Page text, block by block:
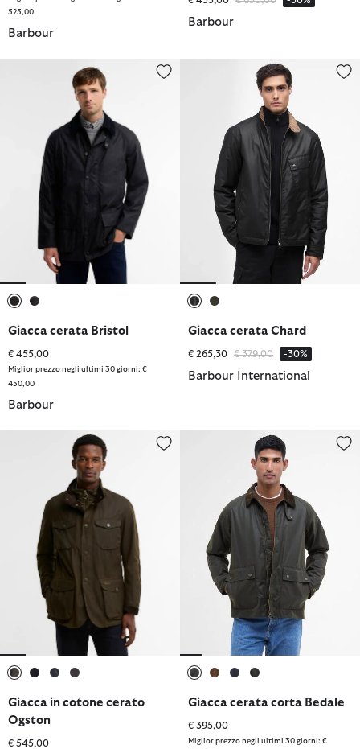
525,00
Barbour
Barbour
Giacca cerata Bristol
Giacca cerata Bristol
€ 455,00
Miglior prezzo negli ultimi 30 giorni: €
450,00
Barbour
Giacca cerata Chard
Giacca cerata Chard
€ 265,30 Prezzo ridotto da
€ 379,00a -30%
Barbour International
Giacca in cotone cerato Ogston
Giacca in cotone cerato
Ogston
€ 545,00
Giacca cerata corta Bedale
Giacca cerata corta Bedale
€ 395,00
Miglior prezzo negli ultimi 30 giorni: €